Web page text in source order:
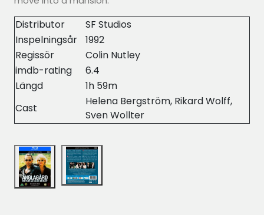
Distributor
SF Studios
Inspelningsår
1992
Regissör
Colin Nutley
imdb-rating
6.4
Längd
1h 59m
Cast
Helena Bergström, Rikard Wolff,
Sven Wollter